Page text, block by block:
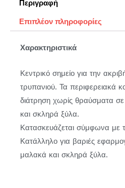
Περιγραφή
Επιπλέον πληροφορίες
Χαρακτηριστικά
Κεντρικό σημείο για την
τρυπανιού. Τα περιφερειακά
διάτρηση χωρίς θραύσματα
και σκληρά ξύλα.
Κατασκευάζεται σύμφωνα με
Κατάλληλο για βαριές
μαλακά και σκληρά ξύλα.